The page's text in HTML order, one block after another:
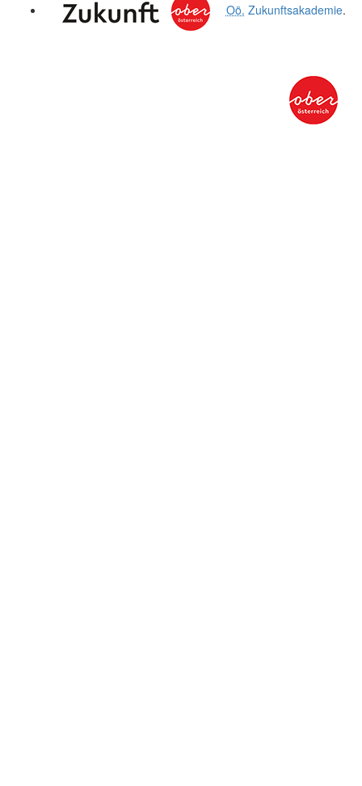
Oö. Zukunftsakademie.